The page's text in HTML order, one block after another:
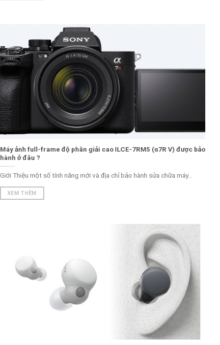
Máy ảnh full-frame độ phân giải cao ILCE-7RM5 (α7R V) được bảo
hành ở đâu ?
Giới Thiệu một số tính năng mới và địa chỉ bảo hành sửa chữa máy...
XEM THÊM